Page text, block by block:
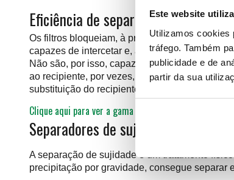
Este website
Utilizamos cookies
tráfego. Também
publicidade e de
partir da sua
Eficiência de separação do filtro
Os filtros bloqueiam, à primeira passagem,
capazes de intercetar e, assim, retirar de
Não são, por isso, capazes de remover
ao recipiente, por vezes, de forma bastante
substituição do recipiente.
Clique aqui para ver a gama de produtos CALEFFI
Separadores de sujidade
A separação de sujidade é um tratamento
precipitação por gravidade, consegue separar